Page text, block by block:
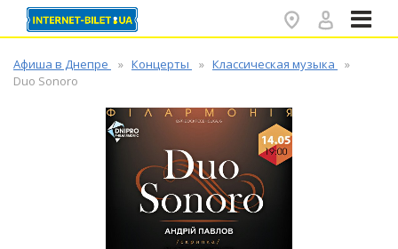
Афиша в Днепре Концерты
Классическая музыка
Duo Sonoro